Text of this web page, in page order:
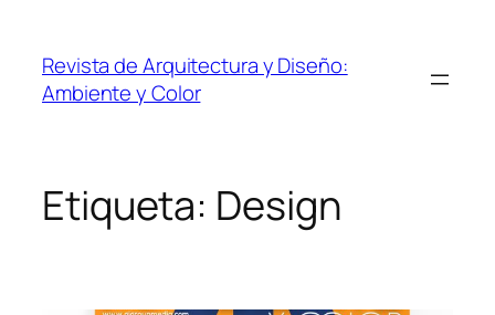
Revista de Arquitectura y Diseño:
Ambiente y Color
Etiqueta: Design